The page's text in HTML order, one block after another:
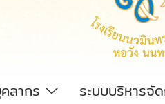
ลากร ระบบบริหารจั